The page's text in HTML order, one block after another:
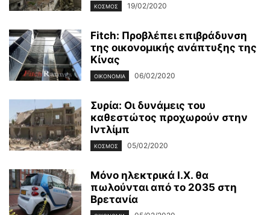
ΚΌΣΜΟΣ 19/02/2020
Fitch: Προβλέπει επιβράδυνση
της οικονομικής ανάπτυξης της
Κίνας
ΟΙΚΟΝΟΜΊΑ 06/02/2020
Συρία: Οι δυνάμεις του
καθεστώτος προχωρούν στην
Ιντλίμπ
ΚΌΣΜΟΣ 05/02/2020
Μόνο ηλεκτρικά Ι.Χ. θα
πωλούνται από το 2035 στη
Βρετανία